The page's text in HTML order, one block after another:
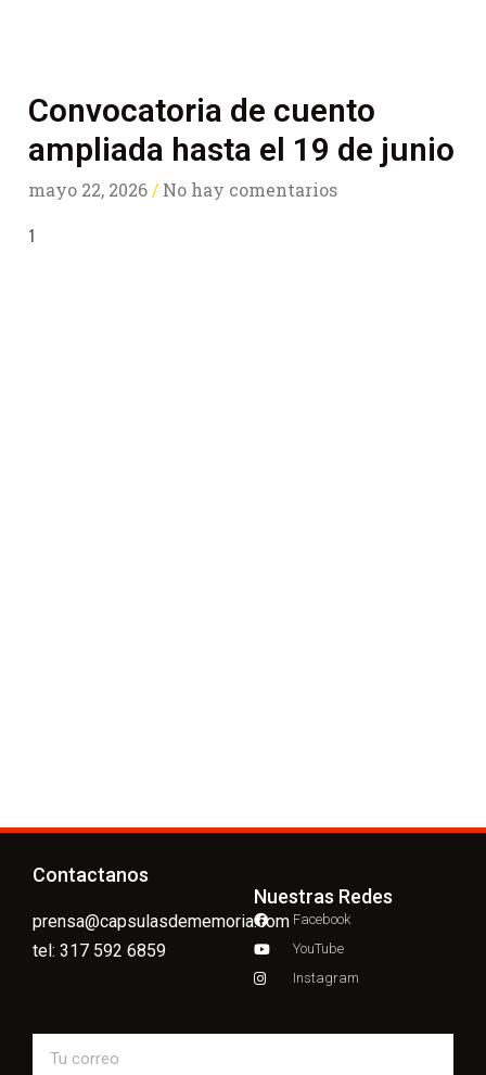
Convocatoria de cuento
ampliada hasta el 19 de junio
mayo 22, 2026 No hay comentarios
Contactanos
prensa@capsulasdememoria.com
tel: 317 592 6859
Nuestras Redes
Facebook
YouTube
Instagram